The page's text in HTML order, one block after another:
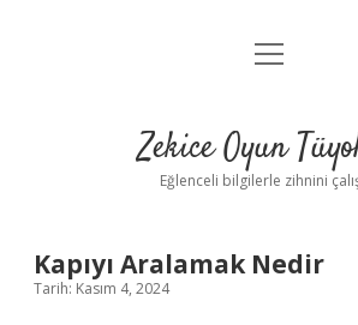
Anasayfa
Yasal Uyarı
menüyü
Zekice Oyun
Eğlenceli bilgilerle zihnini
Kapıyı Aralamak Nedir
Tarih: Kasım 4, 2024